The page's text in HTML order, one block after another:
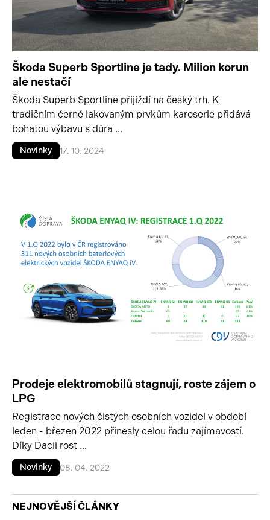
Škoda Superb Sportline je tady. Milion korun
ale nestačí
Škoda Superb Sportline přijíždí na český trh. K
tradičním černě lakovaným prvkům karoserie přidává
bohatou výbavu s důra ...
Novinky 17. 10. 2024
Prodeje elektromobilů stagnují, roste zájem o
LPG
Registrace nových čistých osobních vozidel v období
leden - březen 2022 přinesly celou řadu zajímavostí.
Díky Dacii rost ...
Novinky 08. 04. 2022
NEJNOVĚJŠÍ ČLÁNKY